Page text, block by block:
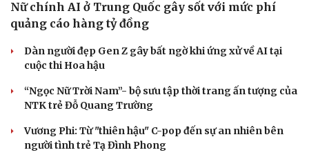
Nữ chính AI ở Trung Quốc gây sốt với mức phí
quảng cáo hàng tỷ đồng
Dàn người đẹp Gen Z gây bất ngờ khi ứng xử về AI tại
cuộc thi Hoa hậu
“Ngọc Nữ Trời Nam”- bộ sưu tập thời trang ấn tượng của
NTK trẻ Đỗ Quang Trường
Vương Phi: Từ "thiên hậu" C-pop đến sự an nhiên bên
người tình trẻ Tạ Đình Phong